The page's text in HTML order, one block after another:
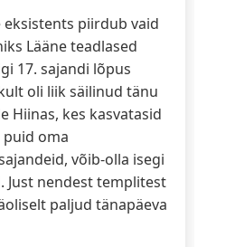
eksistents piirdub vaid
Lääne teadlased
17. sajandi lõpus
oli liik säilinud tänu
Hiinas, kes kasvatasid
puid oma
võib-olla isegi
Just nendest templitest
paljud tänapäeva